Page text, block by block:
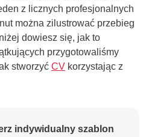
z licznych profesjonalnych
można zilustrować przebieg
dowiesz się, jak to
przygotowaliśmy
stworzyć CV korzystając z
indywidualny szablon